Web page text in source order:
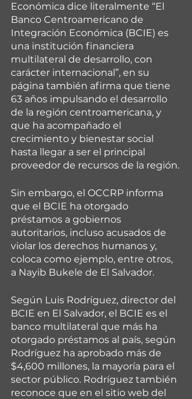
Económica dice literalmente “El
Banco Centroamericano de
Integración Económica (BCIE) es
una institución financiera
multilateral de desarrollo, con
carácter internacional”, en su
página también afirma que tiene
63 años impulsando el desarrollo
de la región centroamericana, y
que ha acompañado el
crecimiento y bienestar social
hasta llegar a ser el principal
proveedor de recursos de la región.
Sin embargo, el OCCRP informa
que el BCIE ha otorgado
préstamos a gobiernos
autoritarios, incluso acusados de
violar los derechos humanos y,
coloca como ejemplo, entre otros,
a Nayib Bukele de El Salvador.
Según Luis Rodríguez, director del
BCIE en El Salvador, el BCIE es el
banco multilateral que más ha
otorgado préstamos al país, según
Rodríguez ha aprobado más de
$4,600 millones, la mayoría para el
sector público. Rodríguez también
reconoce que en el sitio web del